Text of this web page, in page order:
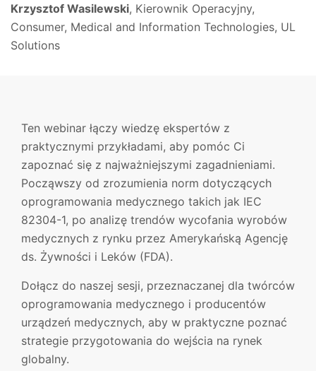
Krzysztof Wasilewski, Kierownik Operacyjny,
Consumer, Medical and Information Technologies, UL
Solutions
Ten webinar łączy wiedzę ekspertów z
praktycznymi przykładami, aby pomóc Ci
zapoznać się z najważniejszymi zagadnieniami.
Począwszy od zrozumienia norm dotyczących
oprogramowania medycznego takich jak IEC
82304-1, po analizę trendów wycofania wyrobów
medycznych z rynku przez Amerykańską Agencję
ds. Żywności i Leków (FDA).
Dołącz do naszej sesji, przeznaczanej dla twórców
oprogramowania medycznego i producentów
urządzeń medycznych, aby w praktyczne poznać
strategie przygotowania do wejścia na rynek
globalny.